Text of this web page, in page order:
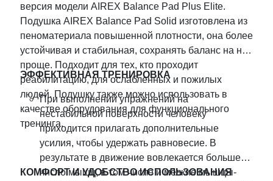
версия модели AIREX Balance Pad Plus Elite.
Подушка AIREX Balance Pad Solid изготовлена из
пеноматериала повышенной плотности, она более
устойчивая и стабильная, сохранять баланс на ней
проще. Подходит для тех, кто проходит
реабилитацию, для ослабленных и пожилых
людей. Подушку также можно использовать в
качестве оборудования для функционального
тренинга.
ЭФФЕКТИВНАЯ ТРЕНИРОВКА
Пpи выполнении упражнений на
нестабильной поверхности человеку
приходится прилагать дополнительные
усилия, чтобы удержать равновесие. В
результате в движение вовлекается большее
число мышц, в том числе и мелкие мышцы-
КОМФОРТ И УДОБСТВО ИСПОЛЬЗОВАНИЯ